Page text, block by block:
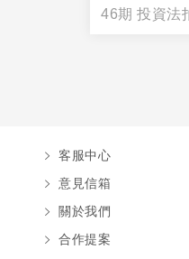
46期 投資法
客服中心
意見信箱
關於我們
合作提案